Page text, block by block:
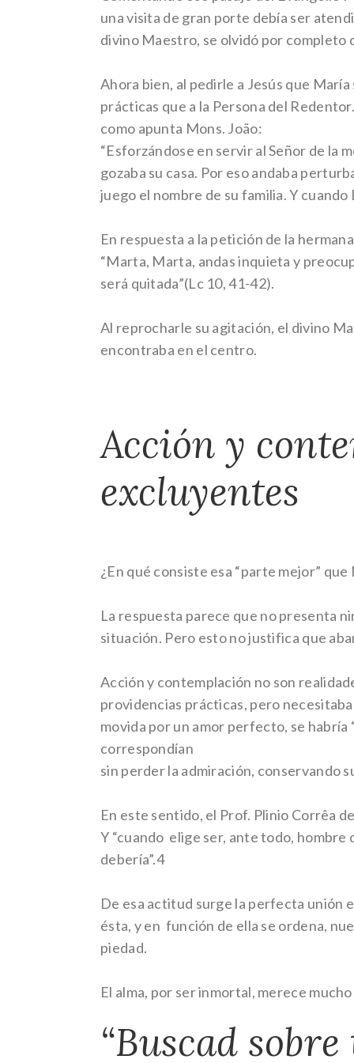
una visita de gran porte debía ser
divino Maestro, se olvidó por completo
Ahora bien, al pedirle a Jesús que
prácticas que a la Persona del
como apunta Mons. João:
“Esforzándose en servir al Señor de la
gozaba su casa. Por eso andaba
juego el nombre de su familia. Y
En respuesta a la petición de la
“Marta, Marta, andas inquieta y
será quitada”(Lc 10, 41-42).
Al reprocharle su agitación, el divino
encontraba en el centro.
Acción y
excluyentes
¿En qué consiste esa “parte mejor”
La respuesta parece que no presenta
situación. Pero esto no justifica que
Acción y contemplación no son
providencias prácticas, pero
movida por un amor perfecto, se habría
correspondían
sin perder la admiración, conservando
En este sentido, el Prof. Plinio Corrêa
Y “cuando elige ser, ante todo,
debería”.4
De esa actitud surge la perfecta unión
ésta, y en función de ella se ordena,
piedad.
El alma, por ser inmortal, merece
“Buscad